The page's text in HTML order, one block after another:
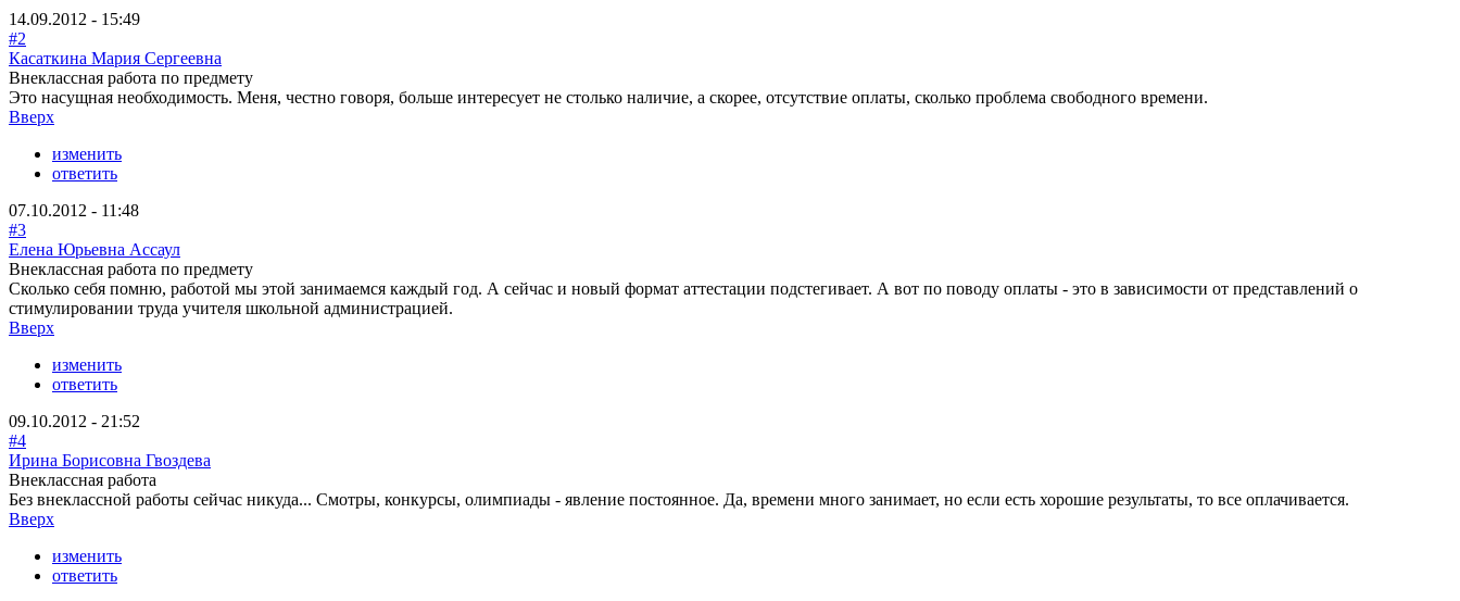
14.09.2012 - 15:49
#2
Касаткина Мария Сергеевна
Внеклассная работа по предмету
Это насущная необходимость. Меня, честно говоря, больше интересует не столько наличие, а скорее, отсутствие оплаты, сколько проблема свободного времени.
Вверх
изменить
ответить
07.10.2012 - 11:48
#3
Елена Юрьевна Ассаул
Внеклассная работа по предмету
Сколько себя помню, работой мы этой занимаемся каждый год. А сейчас и новый формат аттестации подстегивает. А вот по поводу оплаты - это в зависимости от представлений о
стимулировании труда учителя школьной администрацией.
Вверх
изменить
ответить
09.10.2012 - 21:52
#4
Ирина Борисовна Гвоздева
Внеклассная работа
Без внеклассной работы сейчас никуда... Смотры, конкурсы, олимпиады - явление постоянное. Да, времени много занимает, но если есть хорошие результаты, то все оплачивается.
Вверх
изменить
ответить